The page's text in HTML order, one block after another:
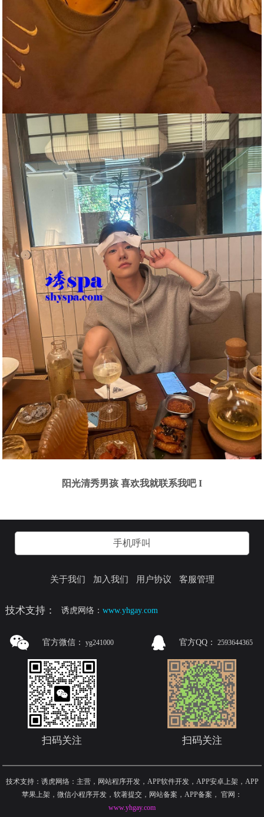
阳光清秀男孩 喜欢我就联系我吧 I
手机呼叫
关于我们 加入我们 用户协议 客服管理
技术支持： 诱虎网络：www.yhgay.com
官方微信： yg241000
扫码关注
官方QQ： 2593644365
扫码关注
技术支持：诱虎网络：主营，网站程序开发，APP软件开发，APP安卓上架，APP
苹果上架，微信小程序开发，软著提交，网站备案，APP备案 ， 官网：
www.yhgay.com